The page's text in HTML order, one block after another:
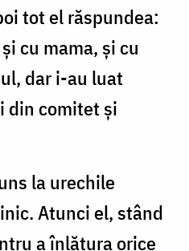
tot el răspundea:
cu mama, și cu
dar i-au luat
din comitet și
la urechile
Atunci el, stând
a înlătura orice